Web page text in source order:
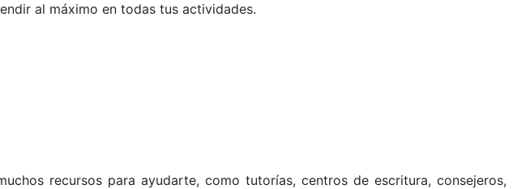
al máximo en todas tus actividades.
recursos para ayudarte, como tutorías, centros de escritura, consejeros,